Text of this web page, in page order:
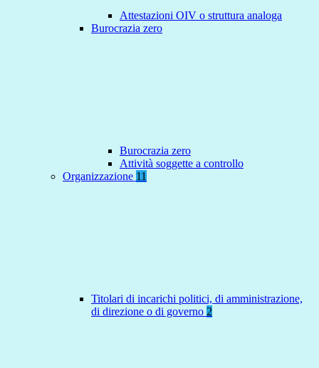
Attestazioni OIV o struttura analoga
Burocrazia zero
Burocrazia zero
Attività soggette a controllo
Organizzazione 11
Titolari di incarichi politici, di amministrazione,
di direzione o di governo 2